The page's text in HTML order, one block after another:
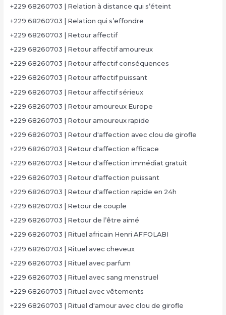
+229 68260703 | Relation à distance qui s’éteint
+229 68260703 | Relation qui s’effondre
+229 68260703 | Retour affectif
+229 68260703 | Retour affectif amoureux
+229 68260703 | Retour affectif conséquences
+229 68260703 | Retour affectif puissant
+229 68260703 | Retour affectif sérieux
+229 68260703 | Retour amoureux Europe
+229 68260703 | Retour amoureux rapide
+229 68260703 | Retour d'affection avec clou de girofle
+229 68260703 | Retour d'affection efficace
+229 68260703 | Retour d'affection immédiat gratuit
+229 68260703 | Retour d'affection puissant
+229 68260703 | Retour d'affection rapide en 24h
+229 68260703 | Retour de couple
+229 68260703 | Retour de l’être aimé
+229 68260703 | Rituel africain Henri AFFOLABI
+229 68260703 | Rituel avec cheveux
+229 68260703 | Rituel avec parfum
+229 68260703 | Rituel avec sang menstruel
+229 68260703 | Rituel avec vêtements
+229 68260703 | Rituel d'amour avec clou de girofle